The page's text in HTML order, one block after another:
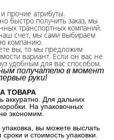
прочие атрибуты.
быстро получить заказ, мы
транспортных компаний.
наш счет, мы сами выбираем
компанию.
вы, то мы предложим
вариант. Если он вас не
удобным для вас способом.
получателю в момент
руки!
ТОВАРА
аккуратно. Для дальних
На упаковочных
экономим.
вы можете выслать
и стоимость упаковки.